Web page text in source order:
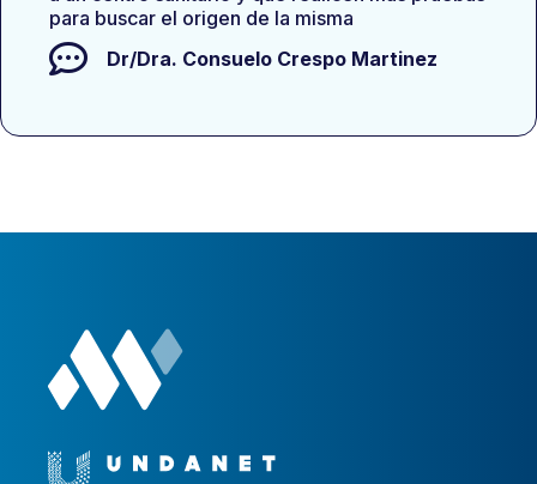
para buscar el origen de la misma
Dr/Dra. Consuelo Crespo Martinez